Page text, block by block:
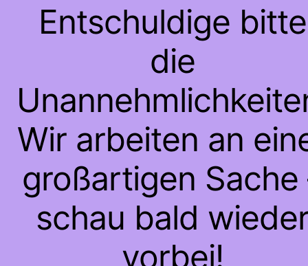
Entschuldige bitte
die
Wir arbeiten an
großartigen Sache
schau bald
vorbei!